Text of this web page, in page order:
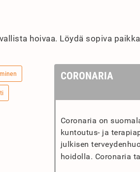
hoivaa. Löydä sopiva
CORONARIA
Coronaria on
kuntoutus- ja
julkisen
hoidolla. Coronaria